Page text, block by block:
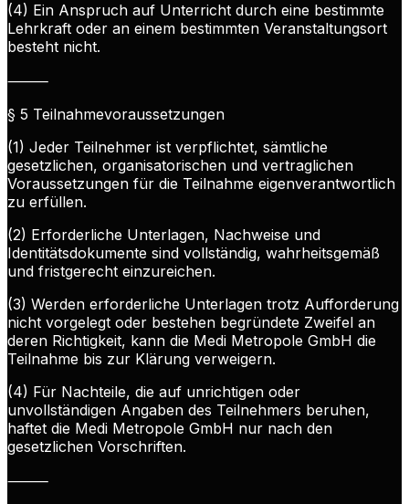
(4) Ein Anspruch auf Unterricht durch eine bestimmte
Lehrkraft oder an einem bestimmten Veranstaltungsort
besteht nicht.
⸻
§ 5 Teilnahmevoraussetzungen
(1) Jeder Teilnehmer ist verpflichtet, sämtliche
gesetzlichen, organisatorischen und vertraglichen
Voraussetzungen für die Teilnahme eigenverantwortlich
zu erfüllen.
(2) Erforderliche Unterlagen, Nachweise und
Identitätsdokumente sind vollständig, wahrheitsgemäß
und fristgerecht einzureichen.
(3) Werden erforderliche Unterlagen trotz Aufforderung
nicht vorgelegt oder bestehen begründete Zweifel an
deren Richtigkeit, kann die Medi Metropole GmbH die
Teilnahme bis zur Klärung verweigern.
(4) Für Nachteile, die auf unrichtigen oder
unvollständigen Angaben des Teilnehmers beruhen,
haftet die Medi Metropole GmbH nur nach den
gesetzlichen Vorschriften.
⸻